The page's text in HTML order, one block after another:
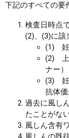
下記のすべての要
検査日時点
(2)、(3)に該
(1) 妊
(2) 上
ナー）
(3) 妊
抗体価
過去に風し
たことがな
風しん含有